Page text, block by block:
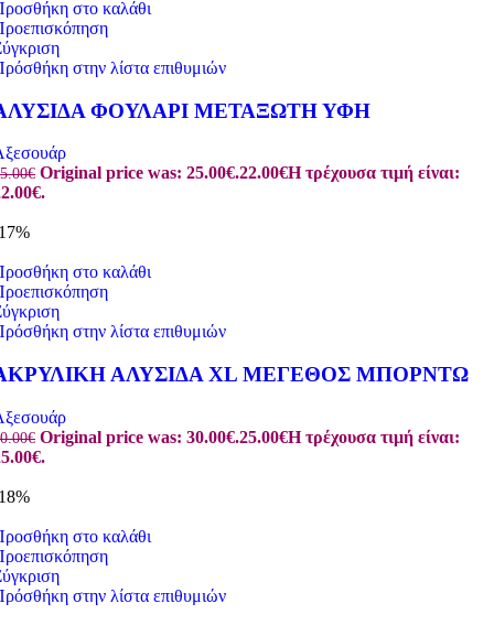
στο καλάθι
στην λίστα επιθυμιών
ΦΟΥΛΑΡΙ ΜΕΤΑΞΩΤΗ ΥΦΗ
€ Original price was: 25.00€.22.00€Η τρέχουσα τιμή είναι:
στο καλάθι
στην λίστα επιθυμιών
ΑΛΥΣΙΔΑ XL ΜΕΓΕΘΟΣ ΜΠΟΡΝΤΩ
€ Original price was: 30.00€.25.00€Η τρέχουσα τιμή είναι:
στο καλάθι
στην λίστα επιθυμιών